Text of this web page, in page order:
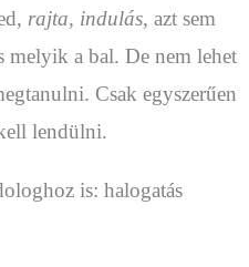
rajta, indulás, azt sem
a bal. De nem lehet
Csak egyszerűen
lendülni.
is: halogatás